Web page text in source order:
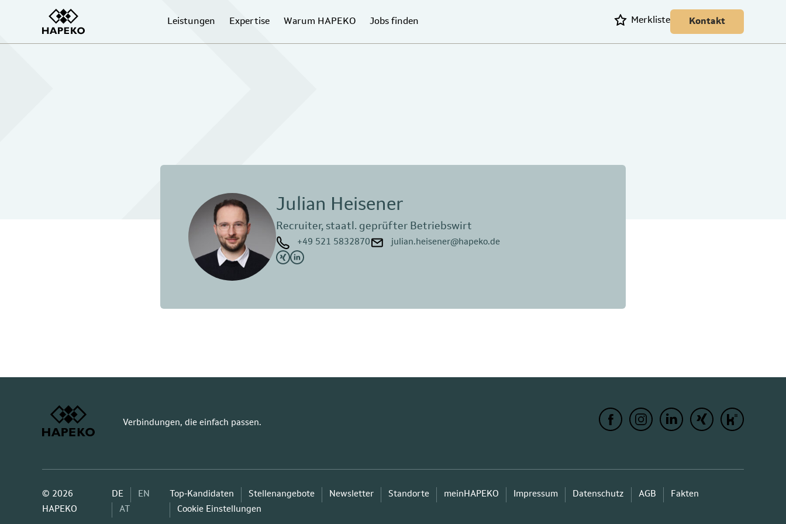
Leistungen Expertise Warum HAPEKO Jobs finden Merkliste Kontakt
Julian Heisener
Recruiter, staatl. geprüfter Betriebswirt
+49 521 5832870 julian.heisener@hapeko.de
Verbindungen, die einfach passen.
© 2026
HAPEKO
DE
EN
AT
Top-Kandidaten Stellenangebote Newsletter Standorte meinHAPEKO Impressum Datenschutz AGB
Fakten
Cookie Einstellungen